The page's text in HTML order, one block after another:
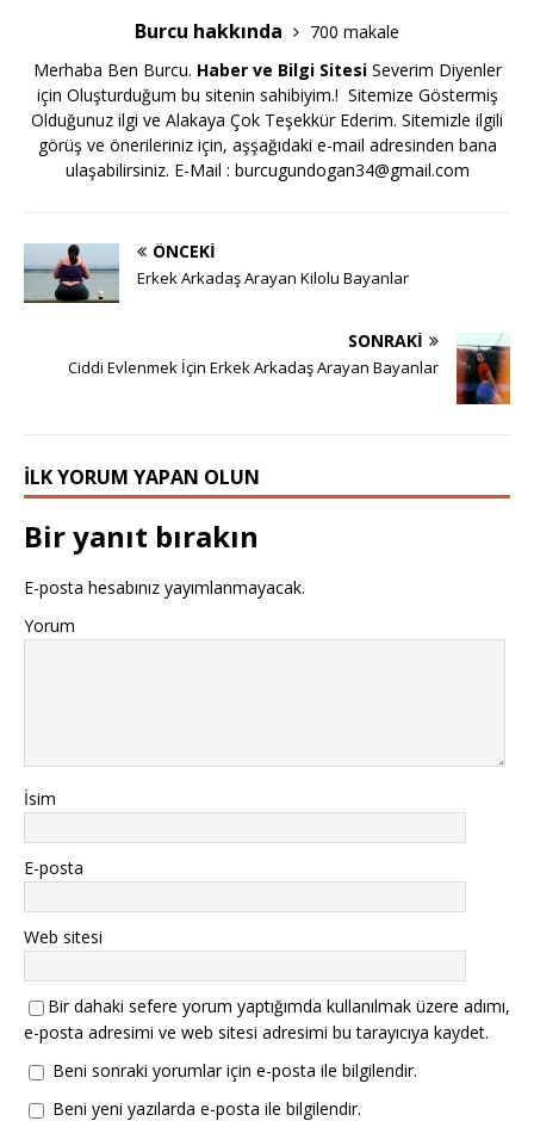
Burcu hakkında
700 makale
Merhaba Ben Burcu. Haber ve Bilgi SitesiSeverim Diyenler
için Oluşturduğum bu sitenin sahibiyim.! Sitemize Göstermiş
Olduğunuz ilgi ve Alakaya Çok Teşekkür Ederim. Sitemizle ilgili
görüş ve önerileriniz için, aşşağıdaki e-mail adresinden bana
ulaşabilirsiniz. E-Mail : burcugundogan34@gmail.com
ÖNCEKI
Erkek Arkadaş Arayan Kilolu Bayanlar
SONRAKI
Ciddi Evlenmek İçin Erkek Arkadaş Arayan Bayanlar
İLK YORUM YAPAN OLUN
Bir yanıt bırakın
E-posta hesabınız yayımlanmayacak.
Yorum
İsim
E-posta
Web sitesi
Bir dahaki sefere yorum yaptığımda kullanılmak üzere adımı,
e-posta adresimi ve web sitesi adresimi bu tarayıcıya kaydet.
Beni sonraki yorumlar için e-posta ile bilgilendir.
Beni yeni yazılarda e-posta ile bilgilendir.